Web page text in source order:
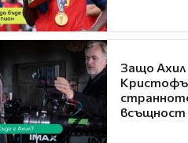
Защо Ахил
всъщност